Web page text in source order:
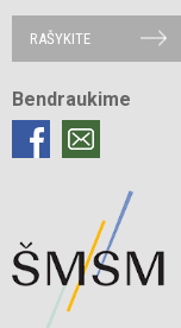
RAŠYKITE
Bendraukime